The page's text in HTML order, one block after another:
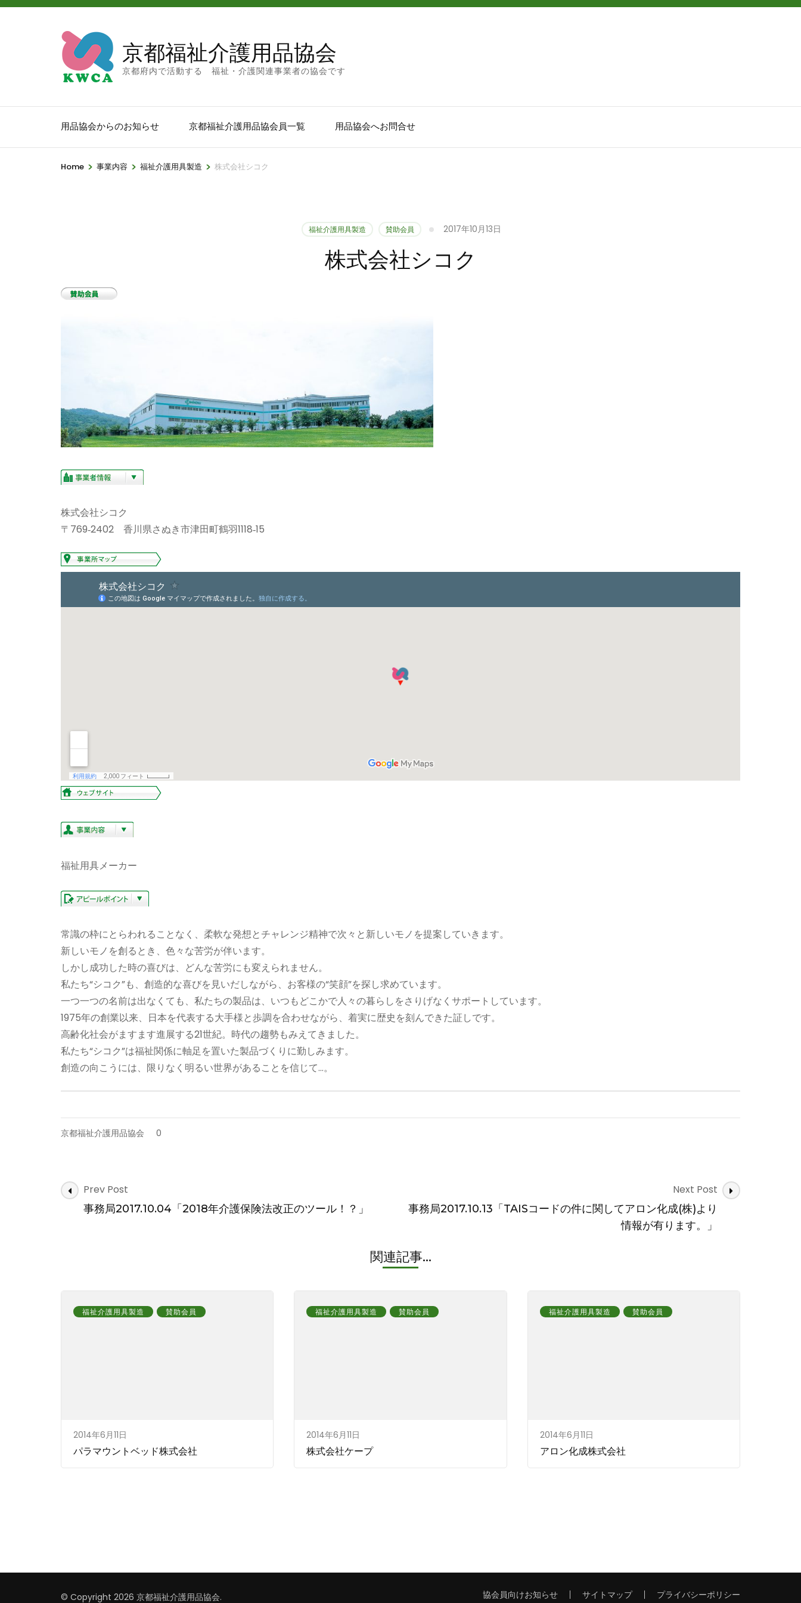
京都福祉介護用品協会
京都府内で活動する 福祉・介護関連事業者の協会です
用品協会からのお知らせ 京都福祉介護用品協会員一覧 用品協会へお問合せ
Home > 事業内容 > 福祉介護用具製造 > 株式会社シコク
福祉介護用具製造 賛助会員 2017年10月13日
株式会社シコク
株式会社シコク
〒769‐2402 香川県さぬき市津田町鶴羽1118‐15
福祉用具メーカー
常識の枠にとらわれることなく、柔軟な発想とチャレンジ精神で次々と新しいモノを提案していきます。
新しいモノを創るとき、色々な苦労が伴います。
しかし成功した時の喜びは、どんな苦労にも変えられません。
私たち“シコク”も、創造的な喜びを見いだしながら、お客様の“笑顔”を探し求めています。
一つ一つの名前は出なくても、私たちの製品は、いつもどこかで人々の暮らしをさりげなくサポートしています。
1975年の創業以来、日本を代表する大手様と歩調を合わせながら、着実に歴史を刻んできた証しです。
高齢化社会がますます進展する21世紀。時代の趨勢もみえてきました。
私たち“シコク”は福祉関係に軸足を置いた製品づくりに勤しみます。
創造の向こうには、限りなく明るい世界があることを信じて…。
京都福祉介護用品協会 0
Post
Navigation
Prev Post
事務局2017.10.04「2018年介護保険法改正のツール！？」
Next Post
事務局2017.10.13「TAISコードの件に関してアロン化成(株)より
情報が有ります。」
関連記事...
福祉介護用具製造 賛助会員
2014年6月11日
パラマウントベッド株式会社
福祉介護用具製造 賛助会員
2014年6月11日
株式会社ケープ
福祉介護用具製造 賛助会員
2014年6月11日
アロン化成株式会社
© Copyright 2026 京都福祉介護用品協会. 協会員向けお知らせ サイトマップ プライバシーポリシー